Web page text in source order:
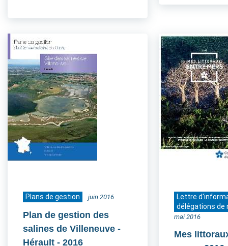
Plans de gestion juin 2016
Plan de gestion des
salines de Villeneuve -
Hérault - 2016
Lettre
délégations de
mai 2016
Mes